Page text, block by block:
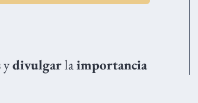
ydivulgarlaimportancia